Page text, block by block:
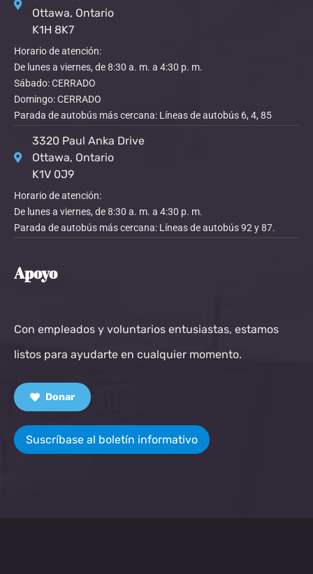
Ottawa, Ontario
K1H 8K7
Horario de atención:
De lunes a viernes, de 8:30 a. m. a 4:30 p. m.
Sábado: CERRADO
Domingo: CERRADO
Parada de autobús más cercana: Líneas de autobús 6, 4, 85
3320 Paul Anka Drive
Ottawa, Ontario
K1V 0J9
Horario de atención:
De lunes a viernes, de 8:30 a. m. a 4:30 p. m.
Parada de autobús más cercana: Líneas de autobús 92 y 87.
Apoyo
Con empleados y voluntarios entusiastas, estamos
listos para ayudarte en cualquier momento.
Donar
Suscríbase al boletín informativo